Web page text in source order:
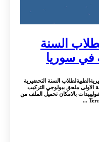
السنة
في سوريا
السنة التحضيرية
الاولى ملحق بيولوجي التركيب
بالامكان تحميل الملف من